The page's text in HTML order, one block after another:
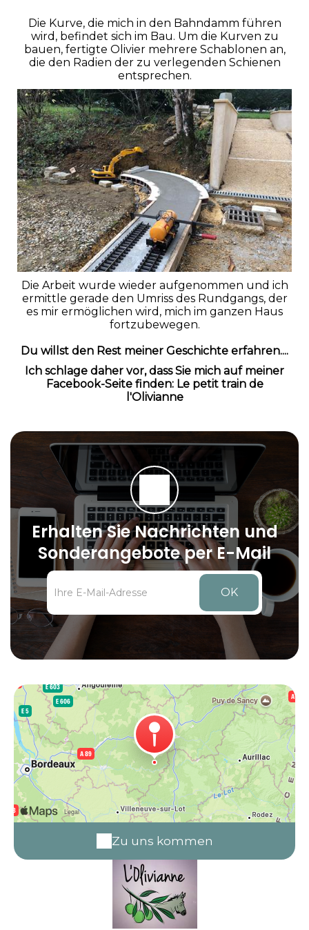
Die Kurve, die mich in den Bahndamm führen
wird, befindet sich im Bau. Um die Kurven zu
bauen, fertigte Olivier mehrere Schablonen an,
die den Radien der zu verlegenden Schienen
entsprechen.
Die Arbeit wurde wieder aufgenommen und ich
ermittle gerade den Umriss des Rundgangs, der
es mir ermöglichen wird, mich im ganzen Haus
fortzubewegen.
Du willst den Rest meiner Geschichte erfahren....
Ich schlage daher vor, dass Sie mich auf meiner
Facebook-Seite finden: Le petit train de
l'Olivianne
Erhalten Sie Nachrichten und
Sonderangebote per E-Mail
OK
Zu uns kommen